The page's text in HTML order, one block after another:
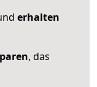
erhalten
, das